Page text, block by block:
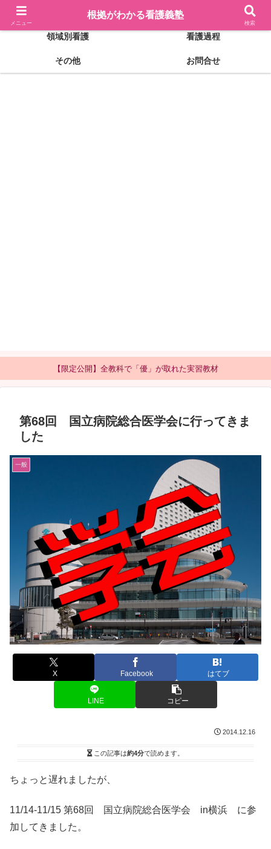
看護記録の書き方 実習前の準備
領域別看護 看護過程
その他 お問合せ
【限定公開】全教科で「優」が取れた実習教材
第68回 国立病院総合医学会に行ってきま
した
一般
X Facebook はてブ
LINE コピー
2014.12.16
この記事は約4分で読めます。
ちょっと遅れましたが、
11/14-11/15 第68回 国立病院総合医学会 in横浜 に参
加してきました。
メニュー
根拠がわかる看護義塾
検索